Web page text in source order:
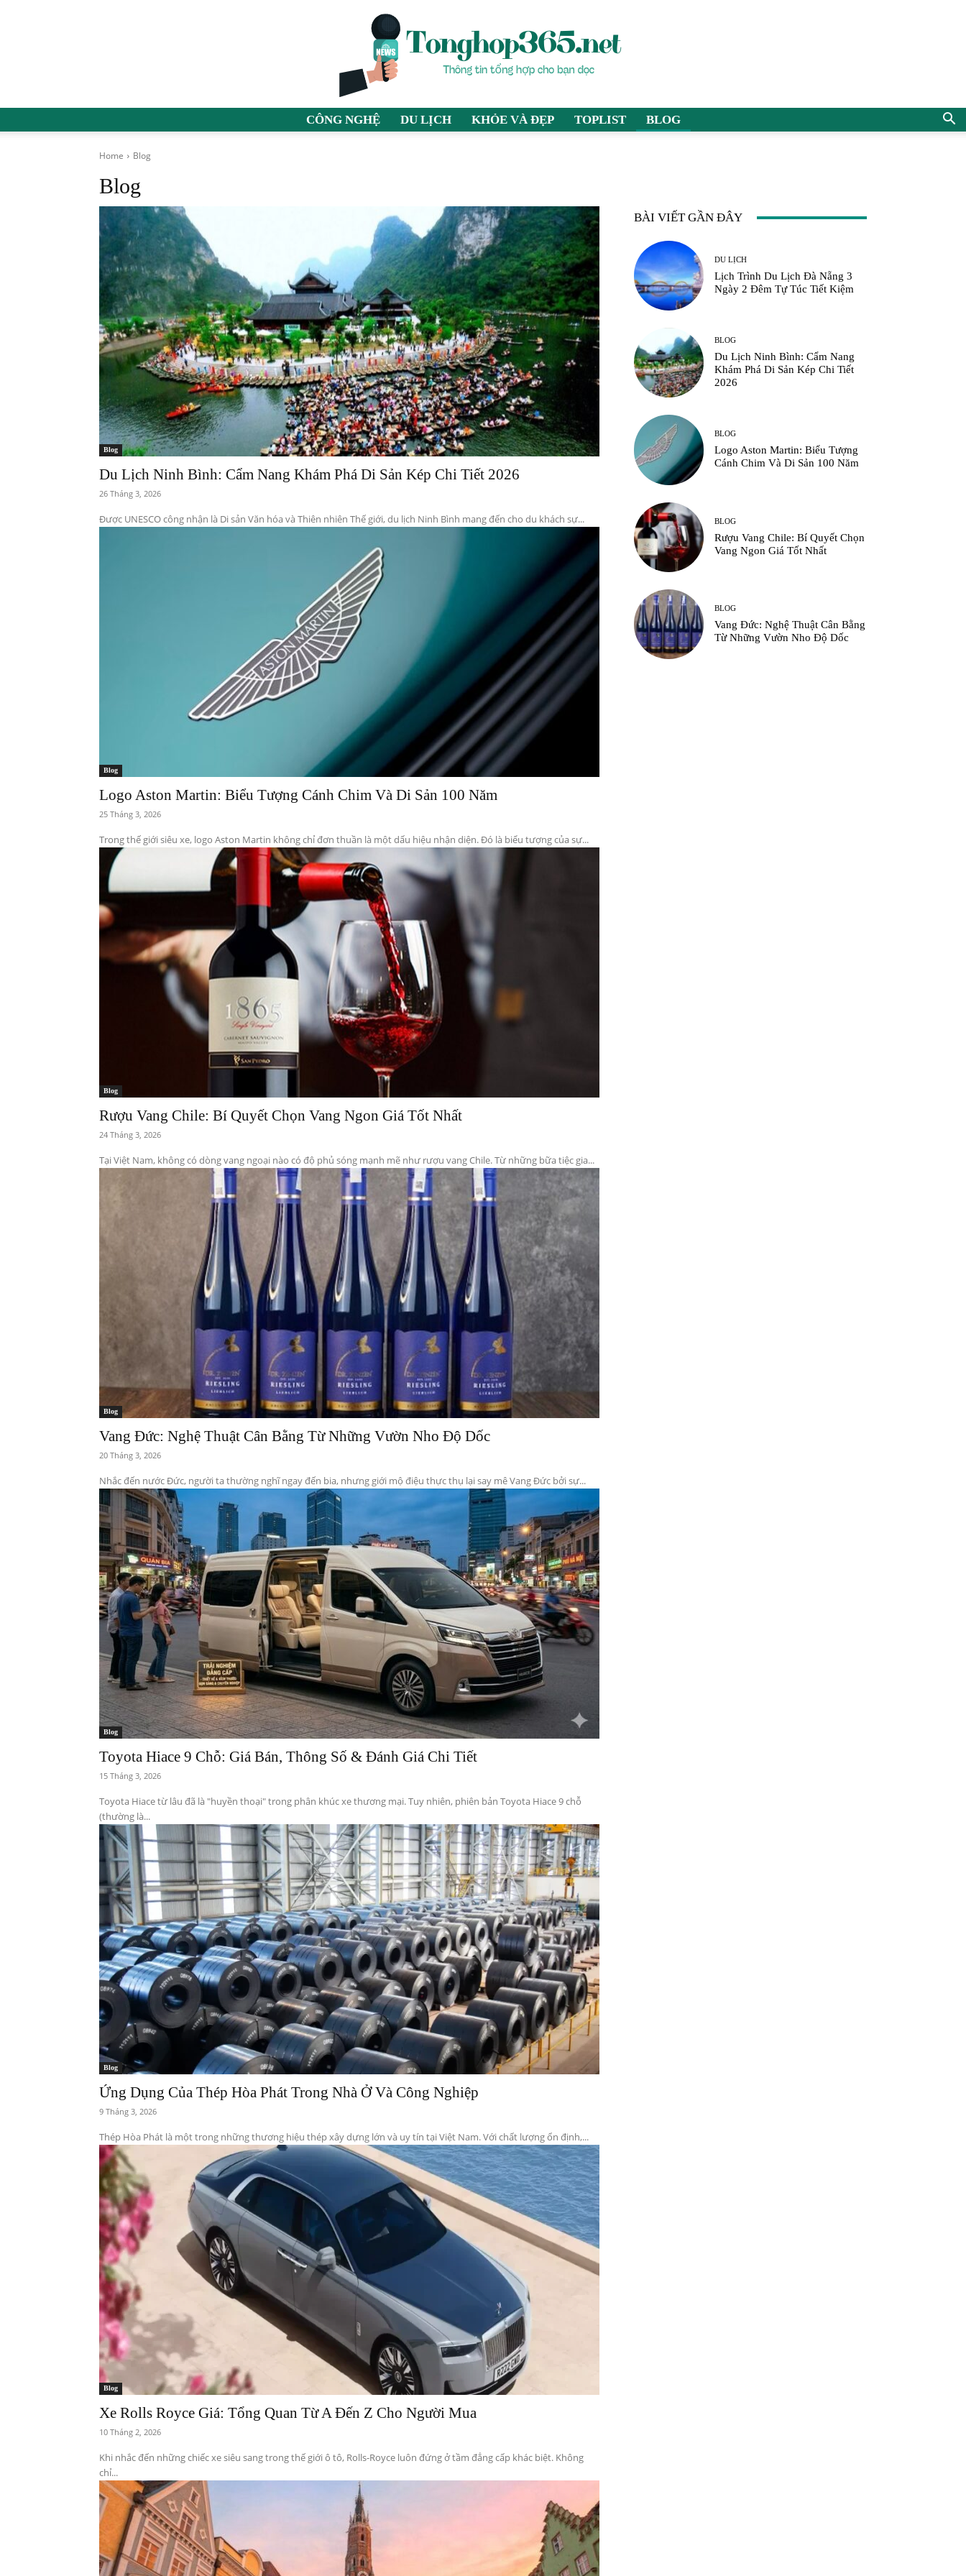
–
Thông
tin
tổng
cho
CÔNG NGHỆ DU LỊCH KHỎE VÀ ĐẸP TOPLIST BLOG
Home Blog
Blog
Blog
Du Lịch Ninh Bình: Cẩm Nang Khám Phá Di Sản Kép Chi Tiết 2026
26 Tháng 3, 2026
Được UNESCO công nhận là Di sản Văn hóa và Thiên nhiên Thế giới, du lịch Ninh Bình mang đến cho du khách sự...
Blog
Logo Aston Martin: Biểu Tượng Cánh Chim Và Di Sản 100 Năm
25 Tháng 3, 2026
Trong thế giới siêu xe, logo Aston Martin không chỉ đơn thuần là một dấu hiệu nhận diện. Đó là biểu tượng của sự...
Blog
Rượu Vang Chile: Bí Quyết Chọn Vang Ngon Giá Tốt Nhất
24 Tháng 3, 2026
Tại Việt Nam, không có dòng vang ngoại nào có độ phủ sóng mạnh mẽ như rượu vang Chile. Từ những bữa tiệc gia...
Blog
Vang Đức: Nghệ Thuật Cân Bằng Từ Những Vườn Nho Độ Dốc
20 Tháng 3, 2026
Nhắc đến nước Đức, người ta thường nghĩ ngay đến bia, nhưng giới mộ điệu thực thụ lại say mê Vang Đức bởi sự...
Blog
Toyota Hiace 9 Chỗ: Giá Bán, Thông Số & Đánh Giá Chi Tiết
15 Tháng 3, 2026
Toyota Hiace từ lâu đã là "huyền thoại" trong phân khúc xe thương mại. Tuy nhiên, phiên bản Toyota Hiace 9 chỗ
(thường là...
Blog
Ứng Dụng Của Thép Hòa Phát Trong Nhà Ở Và Công Nghiệp
9 Tháng 3, 2026
Thép Hòa Phát là một trong những thương hiệu thép xây dựng lớn và uy tín tại Việt Nam. Với chất lượng ổn định,...
Blog
Xe Rolls Royce Giá: Tổng Quan Từ A Đến Z Cho Người Mua
10 Tháng 2, 2026
Khi nhắc đến những chiếc xe siêu sang trong thế giới ô tô, Rolls-Royce luôn đứng ở tầm đẳng cấp khác biệt. Không
chỉ...
BÀI VIẾT GẦN ĐÂY
DU LỊCH
Lịch Trình Du Lịch Đà Nẵng 3
Ngày 2 Đêm Tự Túc Tiết Kiệm
BLOG
Du Lịch Ninh Bình: Cẩm Nang
Khám Phá Di Sản Kép Chi Tiết
2026
BLOG
Logo Aston Martin: Biểu Tượng
Cánh Chim Và Di Sản 100 Năm
BLOG
Rượu Vang Chile: Bí Quyết Chọn
Vang Ngon Giá Tốt Nhất
BLOG
Vang Đức: Nghệ Thuật Cân Bằng
Từ Những Vườn Nho Độ Dốc